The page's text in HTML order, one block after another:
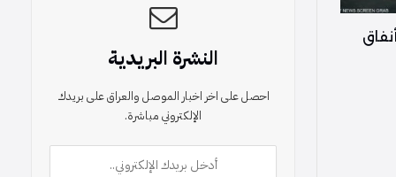
النشرة البريدية
احصل على اخر اخبار الموصل والعراق على بريدك
الإلكتروني مباشرة.